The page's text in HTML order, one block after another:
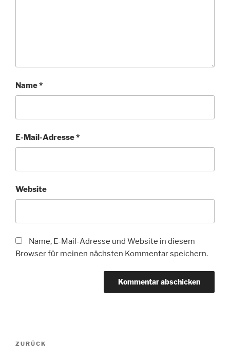
Name*
E-Mail-Adresse*
Website
Name, E-Mail-Adresse und Website in diesem
Browser für meinen nächsten Kommentar speichern.
Beitragsnavigation
Vorheriger
ZURÜCK